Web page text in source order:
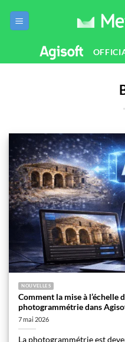
NOUVELLES
Comment la mise à l’échelle
photogrammétrie dans
7 mai 2026
La photogrammétrie est